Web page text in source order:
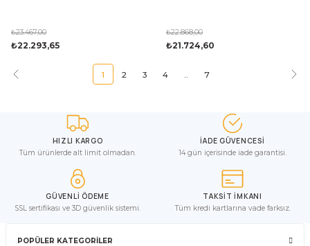
₺23.467,00
₺22.293,65
₺22.868,00
₺21.724,60
1 2 3 4 7
HIZLI KARGO
Tüm ürünlerde alt limit olmadan.
İADE GÜVENCESİ
14 gün içerisinde iade garantisi.
GÜVENLİ ÖDEME
SSL sertifikası ve 3D güvenlik sistemi.
TAKSİT İMKANI
Tüm kredi kartlarına vade farksız.
POPÜLER KATEGORİLER